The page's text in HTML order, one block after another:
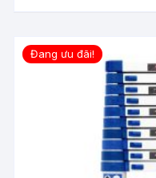
Đang ưu đãi!